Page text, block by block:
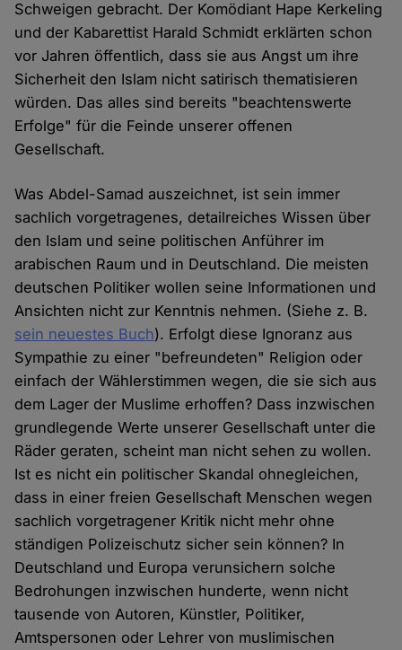
Schweigen gebracht. Der Komödiant Hape Kerkeling
und der Kabarettist Harald Schmidt erklärten schon
vor Jahren öffentlich, dass sie aus Angst um ihre
Sicherheit den Islam nicht satirisch thematisieren
würden. Das alles sind bereits "beachtenswerte
Erfolge" für die Feinde unserer offenen
Gesellschaft.
Was Abdel-Samad auszeichnet, ist sein immer
sachlich vorgetragenes, detailreiches Wissen über
den Islam und seine politischen Anführer im
arabischen Raum und in Deutschland. Die meisten
deutschen Politiker wollen seine Informationen und
Ansichten nicht zur Kenntnis nehmen. (Siehe z. B.
sein neuestes Buch). Erfolgt diese Ignoranz aus
Sympathie zu einer "befreundeten" Religion oder
einfach der Wählerstimmen wegen, die sie sich aus
dem Lager der Muslime erhoffen? Dass inzwischen
grundlegende Werte unserer Gesellschaft unter die
Räder geraten, scheint man nicht sehen zu wollen.
Ist es nicht ein politischer Skandal ohnegleichen,
dass in einer freien Gesellschaft Menschen wegen
sachlich vorgetragener Kritik nicht mehr ohne
ständigen Polizeischutz sicher sein können? In
Deutschland und Europa verunsichern solche
Bedrohungen inzwischen hunderte, wenn nicht
tausende von Autoren, Künstler, Politiker,
Amtspersonen oder Lehrer von muslimischen